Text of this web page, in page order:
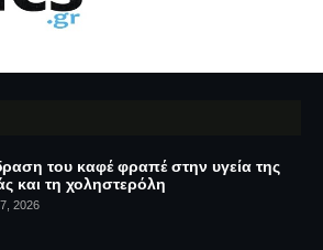
του καφέ φραπέ στην υγεία της
και τη χοληστερόλη
2026